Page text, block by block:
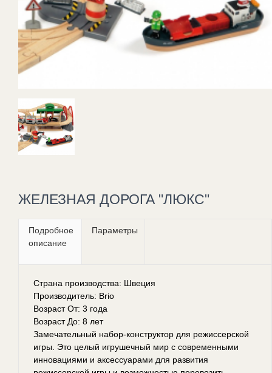
ЖЕЛЕЗНАЯ ДОРОГА "ЛЮКС"
Подробное
описание
Параметры
Страна производства: Швеция
Производитель: Brio
Возраст От: 3 года
Возраст До: 8 лет
Замечательный набор-конструктор для режиссерской
игры. Это целый игрушечный мир с современными
инновациями и аксессуарами для развития